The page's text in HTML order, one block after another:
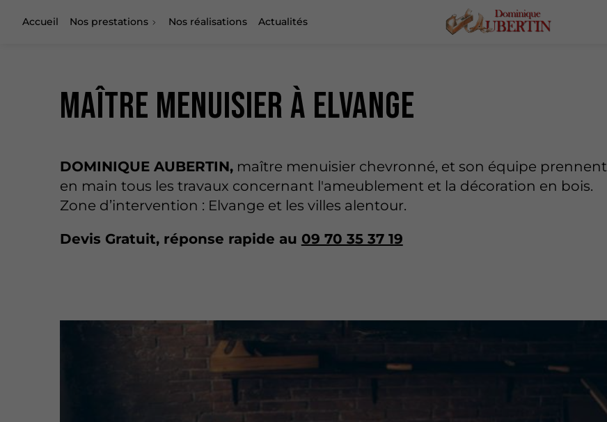
Accueil Nos prestations Nos réalisations Actualités
Maître menuisier à Elvange
DOMINIQUE AUBERTIN,maître menuisier chevronné, et son équipe prennent
en main tous les travaux concernant l'ameublement et la décoration en bois.
Zone d’intervention : Elvange et les villes alentour.
Devis Gratuit, réponse rapide au 09 70 35 37 19